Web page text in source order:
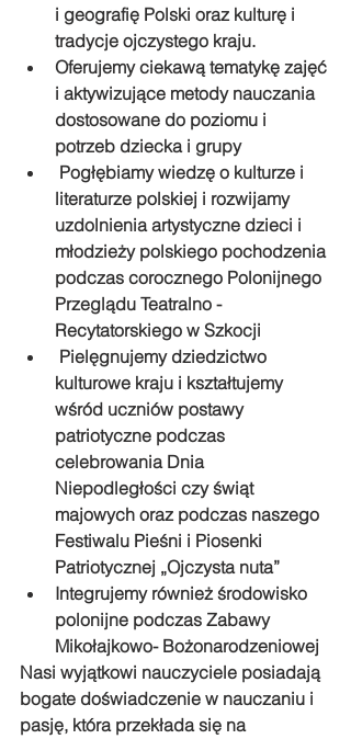
i geografię Polski oraz kulturę i
tradycje ojczystego kraju.
Oferujemy ciekawą tematykę zajęć
i aktywizujące metody nauczania
dostosowane do poziomu i
potrzeb dziecka i grupy
Pogłębiamy wiedzę o kulturze i
literaturze polskiej i rozwijamy
uzdolnienia artystyczne dzieci i
młodzieży polskiego pochodzenia
podczas corocznego Polonijnego
Przeglądu Teatralno -
Recytatorskiego w Szkocji
Pielęgnujemy dziedzictwo
kulturowe kraju i kształtujemy
wśród uczniów postawy
patriotyczne podczas
celebrowania Dnia
Niepodległości czy świąt
majowych oraz podczas naszego
Festiwalu Pieśni i Piosenki
Patriotycznej „Ojczysta nuta”
Integrujemy również środowisko
polonijne podczas Zabawy
Mikołajkowo- Bożonarodzeniowej
Nasi wyjątkowi nauczyciele posiadają
bogate doświadczenie w nauczaniu i
pasję, która przekłada się na